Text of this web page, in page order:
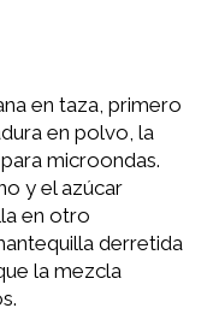
en taza, primero
en polvo, la
microondas.
y el azúcar
en otro
derretida
la mezcla